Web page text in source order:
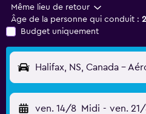
Même lieu de retour
Âge de la personne qui conduit :
Budget uniquement
ven. 14/8 Midi - ven.